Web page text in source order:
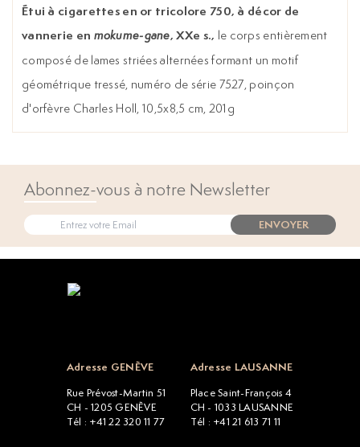
Étui à cigarettes en or tricolore 750, à décor de
vannerie en mokume-gane, XXe s., le corps entièrement
composé de lames striées alternées formant un motif
géométrique tressé, numéro de série 7527, poinçon
d'orfèvre Charles Holl, 10,5x8,5 cm, 201g
Abonnez-vous à notre Newsletter
ENVOYER
Adresse GENÈVE
Rue Prévost-Martin 51
CH - 1205 GENÈVE
Tél : +41 22 320 11 77
Adresse LAUSANNE
Place Saint-François 4
CH - 1033 LAUSANNE
Tél : +41 21 613 71 11